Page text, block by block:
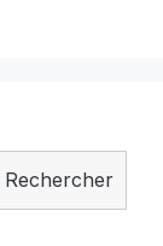
Rechercher